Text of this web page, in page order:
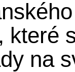
které
na